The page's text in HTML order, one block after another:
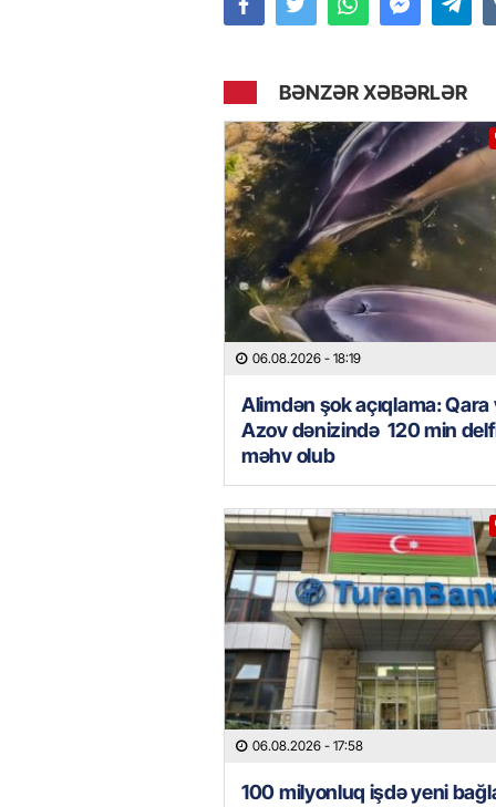
BƏNZƏR XƏBƏRLƏR
06.08.2026 - 18:19
Alimdən şok açıqlama: Qara
Azov dənizində 120 min
məhv olub
06.08.2026 - 17:58
100 milyonluq işdə yeni